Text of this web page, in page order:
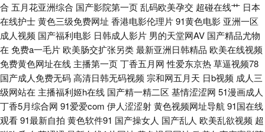
人妻精品 91超碰在线大熏蕉 av五月导航 老司机午夜福利电影网 亚洲国产欧
美 91视频在线网站 国产区精品 91吃瓜麻豆观看 大香蕉伊伊阴包在线8 日本
阿V网站视频观看 91官方视频在线看网页 超碰诱惑 欧美成人久久 亚洲有码
啪啪视频 91网站黄 青青草原黄色成人网站 91大神在线看 传煤精品入口 欧美
剧在线观看网站 综合色久悠悠 av热韩网 久久狼人 影音先锋日韩资源 大香蕉
合 五月花亚洲综合 国产影院第一页乱码欧美孕交 超碰在线艹 日本
在线护士黄色三级免费网址 香港电影伦理片91黄色电影 亚洲一区
成人视频 国产福利电影 日韩成人影片 男的天堂网AV 国产精品尤物
在 免费a一毛片 欧美肠交扩张另类最新亚洲日韩精品 欧美在线视频
免费黄色网址在线 主播第一页丁香五月网 性爱东京热草逼视频78
国产成人免费无码高清日韩无码视频 宗和网五月天 日b视频 成人三
级网站在 主播福利姬h在线 国产精一精二区 基情涩涩网 51漫画成人
丁香5月综合网 91爱爱com 伊人涩涩射黄色视频网址导航 91国在线
观看91最新自拍 黄色软件91 国产操女人 国产乱人 欧美乱欲视频 超